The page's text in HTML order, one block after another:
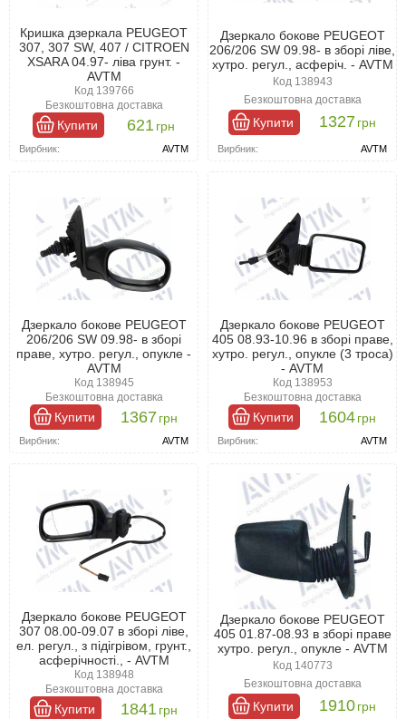
Кришка дзеркала PEUGEOT
307, 307 SW, 407 / CITROEN
XSARA 04.97- ліва грунт. -
AVTM
Код 139766
Безкоштовна доставка
Купити 621 грн
Вирбник: AVTM
Дзеркало бокове PEUGEOT
206/206 SW 09.98- в зборі ліве,
хутро. регул., асферіч. - AVTM
Код 138943
Безкоштовна доставка
Купити 1327грн
Вирбник: AVTM
Дзеркало бокове PEUGEOT
206/206 SW 09.98- в зборі
праве, хутро. регул., опукле -
AVTM
Код 138945
Безкоштовна доставка
Купити 1367грн
Вирбник: AVTM
Дзеркало бокове PEUGEOT
405 08.93-10.96 в зборі праве,
хутро. регул., опукле (3 троса)
- AVTM
Код 138953
Безкоштовна доставка
Купити 1604грн
Вирбник: AVTM
Дзеркало бокове PEUGEOT
307 08.00-09.07 в зборі ліве,
ел. регул., з підігрівом, грунт.,
асферічності., - AVTM
Код 138948
Безкоштовна доставка
Купити 1841 грн
Дзеркало бокове PEUGEOT
405 01.87-08.93 в зборі праве
хутро. регул., опукле - AVTM
Код 140773
Безкоштовна доставка
Купити 1910грн